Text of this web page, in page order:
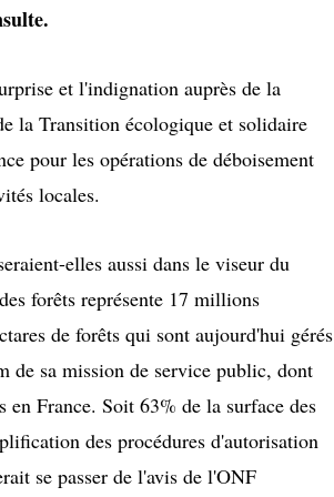
et l'indignation auprès de la
la Transition écologique et solidaire
pour les opérations de déboisement
locales.
elles aussi dans le viseur du
forêts représente 17 millions
de forêts qui sont aujourd'hui gérés
de sa mission de service public, dont
France. Soit 63% de la surface des
des procédures d'autorisation
se passer de l'avis de l'ONF